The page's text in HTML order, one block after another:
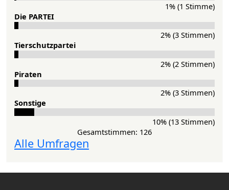
1% (1 Stimme)
Die PAR­TEI
2% (3 Stimmen)
Tier­schutz­partei
2% (2 Stimmen)
Pi­ra­ten
2% (3 Stimmen)
Sons­ti­ge
10% (13 Stimmen)
Gesamtstimmen: 126
Alle Umfragen